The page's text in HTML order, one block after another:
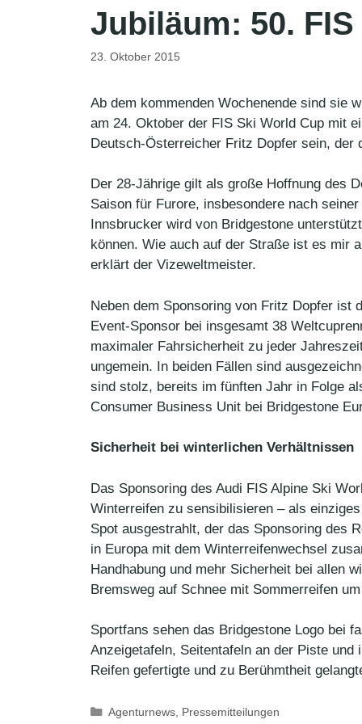
Jubiläum: 50.
23. Oktober 2015
Ab dem kommenden Wochenende sind sie
am 24. Oktober der FIS Ski World Cup mit
Deutsch-Österreicher Fritz Dopfer sein, der
Der 28-Jährige gilt als große Hoffnung des
Saison für Furore, insbesondere nach
Innsbrucker wird von Bridgestone
können. Wie auch auf der Straße ist es mir
erklärt der Vizeweltmeister.
Neben dem Sponsoring von Fritz Dopfer ist
Event-Sponsor bei insgesamt 38
maximaler Fahrsicherheit zu jeder
ungemein. In beiden Fällen sind
sind stolz, bereits im fünften Jahr in Folge
Consumer Business Unit bei Bridgestone
Sicherheit bei winterlichen Verhältnissen
Das Sponsoring des Audi FIS Alpine Ski
Winterreifen zu sensibilisieren – als
Spot ausgestrahlt, der das Sponsoring des
in Europa mit dem Winterreifenwechsel
Handhabung und mehr Sicherheit bei allen
Bremsweg auf Schnee mit Sommerreifen
Sportfans sehen das Bridgestone Logo bei
Anzeigetafeln, Seitentafeln an der Piste
Reifen gefertigte und zu Berühmtheit
Kategorien
Agenturnews, Pressemitteilungen